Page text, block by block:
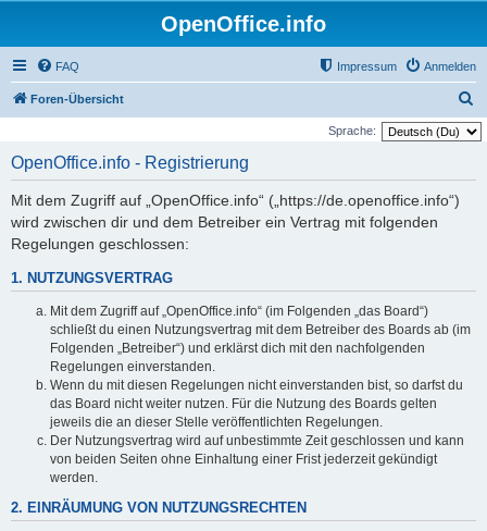
OpenOffice.info
FAQ Anmelden
Impressum
Foren-Übersicht
u
Sprache:
OpenOffice.info - Registrierung
Mit dem Zugriff auf „OpenOffice.info“ („https://de.openoffice.info“)
wird zwischen dir und dem Betreiber ein Vertrag mit folgenden
Regelungen geschlossen:
1. NUTZUNGSVERTRAG
Mit dem Zugriff auf „OpenOffice.info“ (im Folgenden „das Board“)
schließt du einen Nutzungsvertrag mit dem Betreiber des Boards ab (im
Folgenden „Betreiber“) und erklärst dich mit den nachfolgenden
Regelungen einverstanden.
Wenn du mit diesen Regelungen nicht einverstanden bist, so darfst du
das Board nicht weiter nutzen. Für die Nutzung des Boards gelten
jeweils die an dieser Stelle veröffentlichten Regelungen.
Der Nutzungsvertrag wird auf unbestimmte Zeit geschlossen und kann
von beiden Seiten ohne Einhaltung einer Frist jederzeit gekündigt
werden.
2. EINRÄUMUNG VON NUTZUNGSRECHTEN